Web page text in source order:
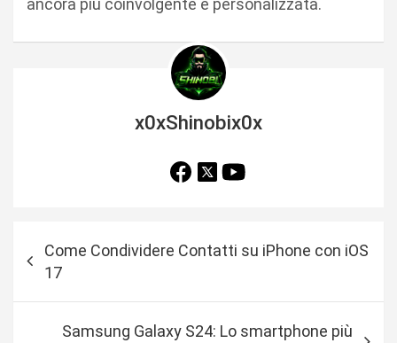
ancora più coinvolgente e personalizzata.
x0xShinobix0x
Come Condividere Contatti su iPhone con iOS
17
Samsung Galaxy S24: Lo smartphone più